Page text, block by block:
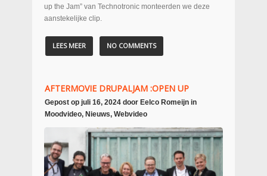
up the Jam” van Technotronic monteerden we deze
aanstekelijke clip.
LEES MEER NO COMMENTS
AFTERMOVIE DRUPALJAM :OPEN UP
Gepost op juli 16, 2024 door Eelco Romeijn in
Moodvideo, Nieuws, Webvideo